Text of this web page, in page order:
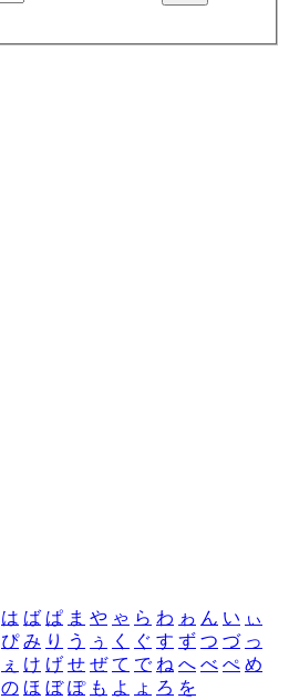
は ば ぱ ま や ゃ ら わ ゎ ん い ぃ
ぴ み り う ぅ く ぐ す ず つ づ っ
ぇ け げ せ ぜ て で ね へ べ ぺ め
の ほ ぼ ぽ も よ ょ ろ を